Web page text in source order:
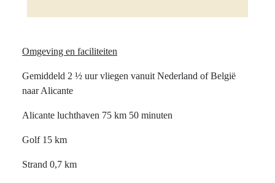
Omgeving en faciliteiten
Gemiddeld 2 ½ uur vliegen vanuit Nederland of België
naar Alicante
Alicante luchthaven 75 km 50 minuten
Golf 15 km
Strand 0,7 km